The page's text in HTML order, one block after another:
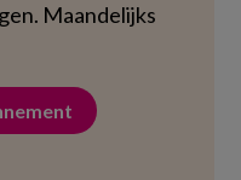
Maandelijks